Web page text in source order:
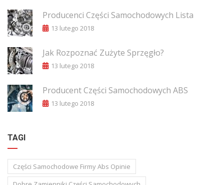
Producenci Części Samochodowych Lista
13 lutego 2018
Jak Rozpoznać Zużyte Sprzęgło?
13 lutego 2018
Producent Części Samochodowych ABS
13 lutego 2018
TAGI
Części Samochodowe Firmy Abs Opinie